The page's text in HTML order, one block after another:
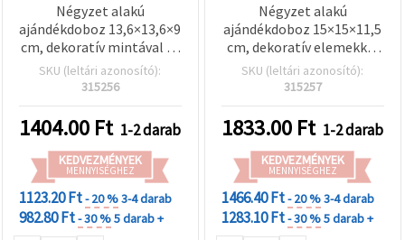
Négyzet alakú
ajándékdoboz 13,6×13,6×9
cm, dekoratív mintával és
„Boldog születésnapot”
felirattal
SKU (leltári azonosító):
315256
1404.00 Ft 1-2 darab
KEDVEZMÉNYEK
MENNYISÉGHEZ
1123.20 Ft- 20 %3-4 darab
982.80 Ft- 30 %5 darab +
Négyzet alakú
ajándékdoboz 15×15×11,5
cm, dekoratív elemekkel
és “Happy Birthday“
felirattal (assorti)
SKU (leltári azonosító):
315257
1833.00 Ft 1-2 darab
KEDVEZMÉNYEK
MENNYISÉGHEZ
1466.40 Ft- 20 %3-4 darab
1283.10 Ft- 30 %5 darab +